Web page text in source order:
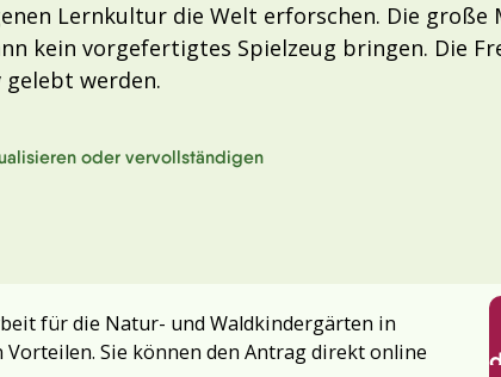
Lernkultur die Welt erforschen. Die große
kein vorgefertigtes Spielzeug bringen. Die
werden.
oder vervollständigen
für die Natur- und Waldkindergärten in
Sie können den Antrag direkt online